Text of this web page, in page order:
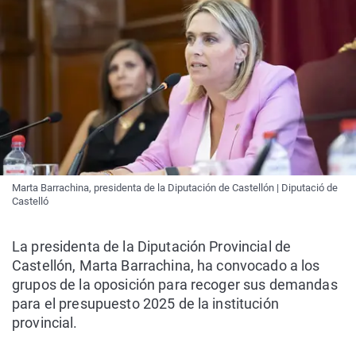
Marta Barrachina, presidenta de la Diputación de Castellón | Diputació de
Castelló
La presidenta de la Diputación Provincial de
Castellón, Marta Barrachina, ha convocado a los
grupos de la oposición para recoger sus demandas
para el presupuesto 2025 de la institución
provincial.